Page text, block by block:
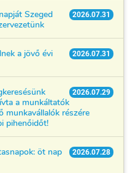
2026.07.31
Szeged
2026.07.31
a jövő évi
2026.07.29
a munkáltatók
munkavállalók részére
pihenőidőt!
2026.07.28
öt nap